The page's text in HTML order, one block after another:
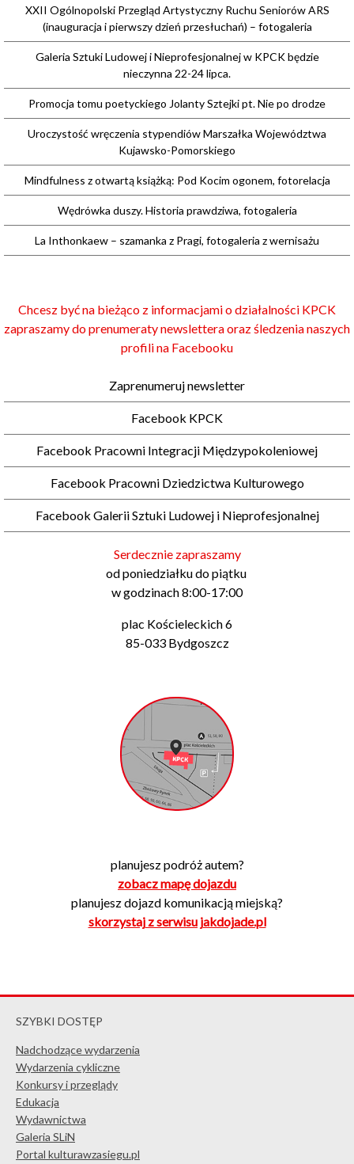
XXII Ogólnopolski Przegląd Artystyczny Ruchu Seniorów ARS
(inauguracja i pierwszy dzień przesłuchań) – fotogaleria
Galeria Sztuki Ludowej i Nieprofesjonalnej w KPCK będzie
nieczynna 22-24 lipca.
Promocja tomu poetyckiego Jolanty Sztejki pt. Nie po drodze
Uroczystość wręczenia stypendiów Marszałka Województwa
Kujawsko-Pomorskiego
Mindfulness z otwartą książką: Pod Kocim ogonem, fotorelacja
Wędrówka duszy. Historia prawdziwa, fotogaleria
La Inthonkaew – szamanka z Pragi, fotogaleria z wernisażu
Chcesz być na bieżąco z informacjami o działalności KPCK
zapraszamy do prenumeraty newslettera oraz śledzenia naszych
profili na Facebooku
Zaprenumeruj newsletter
Facebook KPCK
Facebook Pracowni Integracji Międzypokoleniowej
Facebook Pracowni Dziedzictwa Kulturowego
Facebook Galerii Sztuki Ludowej i Nieprofesjonalnej
Serdecznie zapraszamy
od poniedziałku do piątku
w godzinach 8:00-17:00
plac Kościeleckich 6
85-033 Bydgoszcz
planujesz podróż autem?
zobacz mapę dojazdu
planujesz dojazd komunikacją miejską?
skorzystaj z serwisu jakdojade.pl
SZYBKI DOSTĘP
Nadchodzące wydarzenia
Wydarzenia cykliczne
Konkursy i przeglądy
Edukacja
Wydawnictwa
Galeria SLiN
Portal kulturawzasiegu.pl